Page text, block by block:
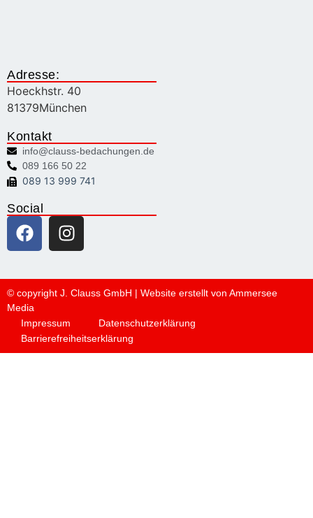
Adresse:
Hoeckhstr. 40
81379München
Kontakt
info@clauss-bedachungen.de
089 166 50 22
089 13 999 741
Social
© copyright J. Clauss GmbH | Website erstellt von Ammersee
Media
Impressum
Datenschutzerklärung
Barrierefreiheitserklärung